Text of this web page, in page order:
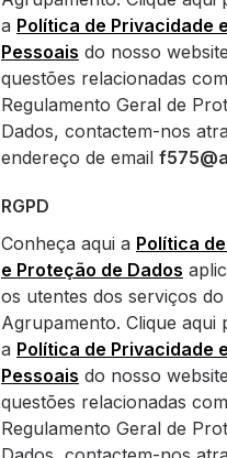
a Política de Privacidade
Pessoais do nosso
questões relacionadas
Regulamento Geral de
Dados, contactem-nos
endereço de email
RGPD
Conheça aqui a Política
e Proteção de Dados
os utentes dos serviços do
Agrupamento. Clique aqui
a Política de Privacidade
Pessoais do nosso
questões relacionadas
Regulamento Geral de